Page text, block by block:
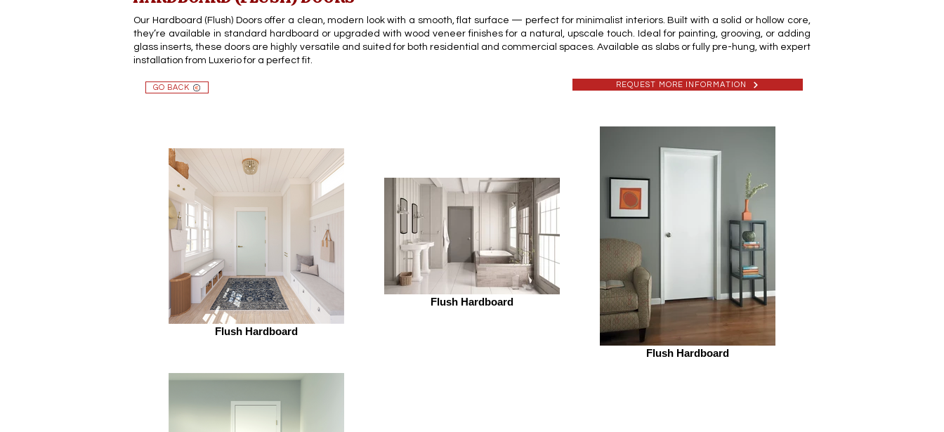
Our Hardboard (Flush) Doors offer a clean, modern look with a smooth, flat surface — perfect for minimalist interiors. Built with a solid or hollow core,
they’re available in standard hardboard or upgraded with wood veneer finishes for a natural, upscale touch. Ideal for painting, grooving, or adding
glass inserts, these doors are highly versatile and suited for both residential and commercial spaces. Available as slabs or fully pre-hung, with expert
installation from Luxerio for a perfect fit.
GO BACK REQUEST MORE INFORMATION
Flush Hardboard
Flush Hardboard
Flush Hardboard